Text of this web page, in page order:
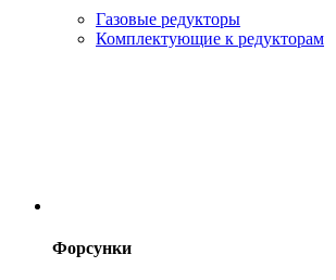
Газовые редукторы
Комплектующие к редукторам
Форсунки